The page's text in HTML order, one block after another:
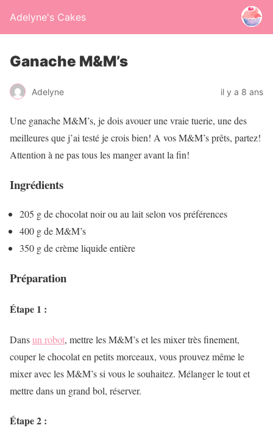
Adelyne's Cakes
Ganache M&M’s
Adelyne il y a 8 ans
Une ganache M&M’s, je dois avouer une vraie tuerie, une des
meilleures que j’ai testé je crois bien! A vos M&M’s prêts, partez!
Attention à ne pas tous les manger avant la fin!
Ingrédients
205 g de chocolat noir ou au lait selon vos préférences
400 g de M&M’s
350 g de crème liquide entière
Préparation
Étape 1 :
Dansun robot, mettre les M&M’s et les mixer très finement,
couper le chocolat en petits morceaux, vous prouvez même le
mixer avec les M&M’s si vous le souhaitez. Mélanger le tout et
mettre dans un grand bol, réserver.
Étape 2 :